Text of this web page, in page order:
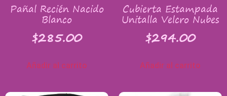
Pañal Recién Nacido
Blanco
$285.00
Añadir al carrito
Cubierta Estampada
Unitalla Velcro Nubes
$294.00
Añadir al carrito